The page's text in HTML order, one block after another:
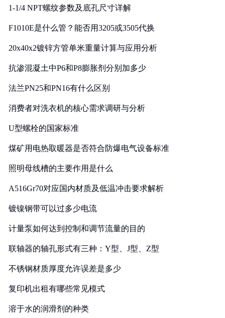
1-1/4 NPT螺纹参数及底孔尺寸详解
F1010E是什么管？能否用3205或3505代换
20x40x2镀锌方管单米重量计算与应用分析
抗渗混凝土中P6和P8膨胀剂分别加多少
法兰PN25和PN16有什么区别
消费者对洗衣机的核心需求调研与分析
U型螺栓的国家标准
煤矿用电热取暖器是否符合防爆电气设备标准
照明母线槽的主要作用是什么
A516Gr70对应国内材质及低温冲击要求解析
镀镍钢带可以过多少电流
计量泵如何达到控制和调节流量的目的
联轴器的轴孔形式有三种：Y型、J型、Z型
不锈钢材质厚度允许误差是多少
复印机出租有哪些常见模式
溶于水的润滑剂的种类